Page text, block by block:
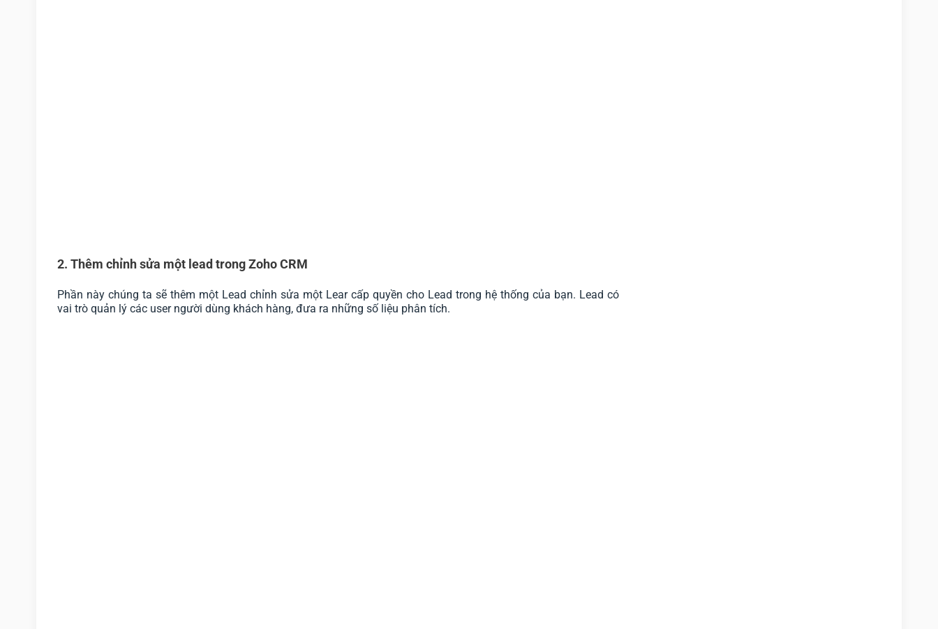
2. Thêm chỉnh sửa một lead trong Zoho CRM
Phần này chúng ta sẽ thêm một Lead chỉnh sửa một Lear cấp quyền cho Lead trong hệ thống của bạn. Lead có
vai trò quản lý các user người dùng khách hàng, đưa ra những số liệu phân tích.